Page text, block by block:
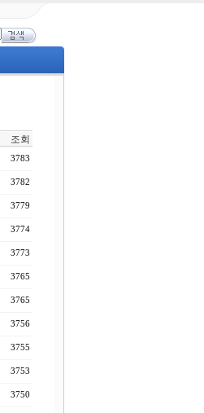
조회
3783
3782
3779
3774
3773
3765
3765
3756
3755
3753
3750